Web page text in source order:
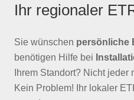
Ihr regionaler
Sie wünschen persönliche
benötigen Hilfe bei
Ihrem Standort? Nicht
Kein Problem! Ihr lokaler